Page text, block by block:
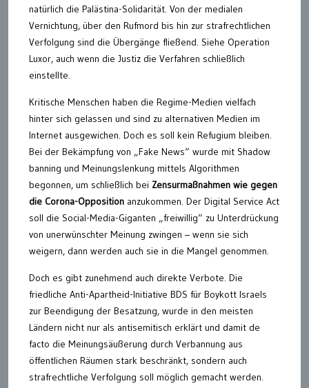
natürlich die Palästina-Solidarität. Von der medialen
Vernichtung, über den Rufmord bis hin zur strafrechtlichen
Verfolgung sind die Übergänge fließend. Siehe Operation
Luxor, auch wenn die Justiz die Verfahren schließlich
einstellte.
Kritische Menschen haben die Regime-Medien vielfach
hinter sich gelassen und sind zu alternativen Medien im
Internet ausgewichen. Doch es soll kein Refugium bleiben.
Bei der Bekämpfung von „Fake News“ wurde mit Shadow
banning und Meinungslenkung mittels Algorithmen
begonnen, um schließlich bei Zensurmaßnahmen wie gegen
die Corona-Opposition anzukommen. Der Digital Service Act
soll die Social-Media-Giganten „freiwillig“ zu Unterdrückung
von unerwünschter Meinung zwingen – wenn sie sich
weigern, dann werden auch sie in die Mangel genommen.
Doch es gibt zunehmend auch direkte Verbote. Die
friedliche Anti-Apartheid-Initiative BDS für Boykott Israels
zur Beendigung der Besatzung, wurde in den meisten
Ländern nicht nur als antisemitisch erklärt und damit de
facto die Meinungsäußerung durch Verbannung aus
öffentlichen Räumen stark beschränkt, sondern auch
strafrechtliche Verfolgung soll möglich gemacht werden.